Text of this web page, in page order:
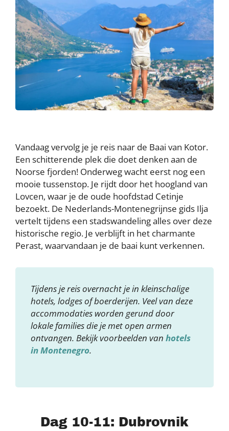
Vandaag vervolg je je reis naar de Baai van Kotor.
Een schitterende plek die doet denken aan de
Noorse fjorden! Onderweg wacht eerst nog een
mooie tussenstop. Je rijdt door het hoogland van
Lovcen, waar je de oude hoofdstad Cetinje
bezoekt. De Nederlands-Montenegrijnse gids Ilja
vertelt tijdens een stadswandeling alles over deze
historische regio. Je verblijft in het charmante
Perast, waarvandaan je de baai kunt verkennen.
Tijdens je reis overnacht je in kleinschalige
hotels, lodges of boerderijen. Veel van deze
accommodaties worden gerund door
lokale families die je met open armen
ontvangen. Bekijk voorbeelden van hotels
in Montenegro.
Dag 10-11: Dubrovnik